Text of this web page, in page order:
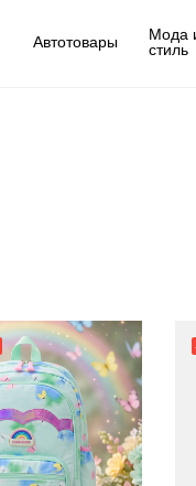
Автотовары Мода
стиль